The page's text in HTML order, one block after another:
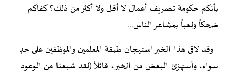
بأنكم حكومة تصريف أعمال لا أقل ولا أكثر من ذلك؟ كفاكم
ضحكاً ولعباً بمشاعر الناس...
وقد لاقى هذا الخبر استهجان طبقة المعلمين والموظفين على حدٍ
سواء، وأستهزئ البعض من الخبر، قائلاً (لقد شبعنا من الوعود